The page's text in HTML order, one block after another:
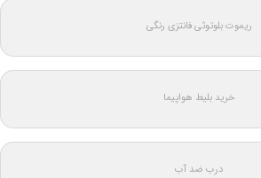
ریموت بلوتوثی فانتزی رنگی
خرید بلیط هواپیما
درب ضد آب